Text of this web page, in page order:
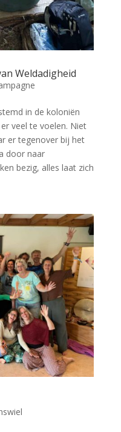
Weldadigheid
in de koloniën
veel te voelen. Niet
er tegenover bij het
door naar
bezig, alles laat zich